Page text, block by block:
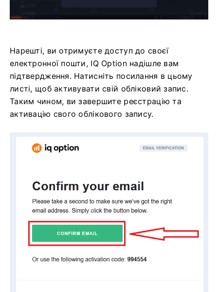
Нарешті, ви отримуєте доступ до своєї
електронної пошти, IQ Option надішле вам
підтвердження. Натисніть посилання в цьому
листі, щоб активувати свій обліковий запис.
Таким чином, ви завершите реєстрацію та
активацію свого облікового запису.